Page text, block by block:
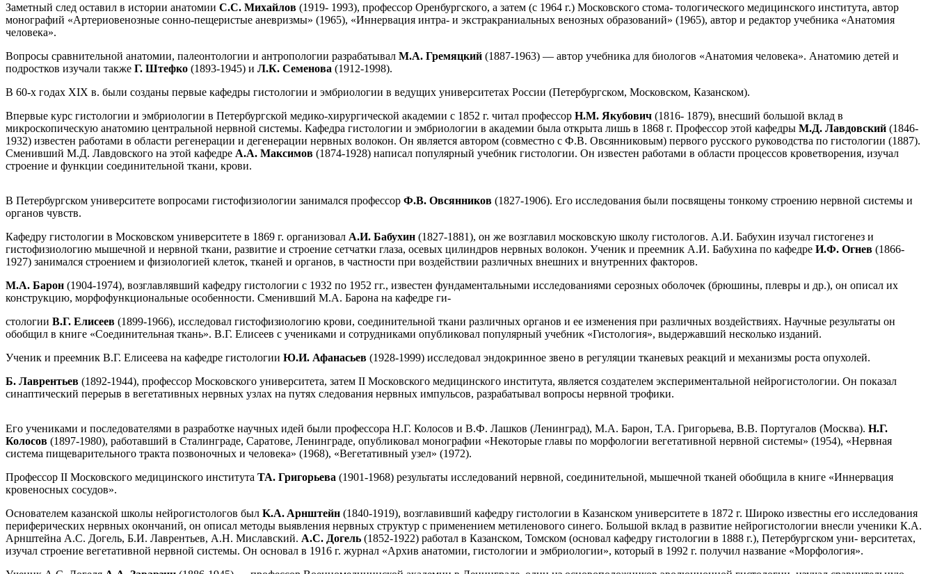
Заметный след оставил в истории анатомии С.С. Михайлов (1919- 1993), профессор Оренбургского, а затем (с 1964 г.) Московского стома- тологического медицинского института, автор
монографий «Артериовенозные сонно-пещеристые аневризмы» (1965), «Иннервация интра- и экстракраниальных венозных образований» (1965), автор и редактор учебника «Анатомия
человека».
Вопросы сравнительной анатомии, палеонтологии и антропологии разрабатывал М.А. Гремяцкий (1887-1963) — автор учебника для биологов «Анатомия человека». Анатомию детей и
подростков изучали также Г. Штефко (1893-1945) и Л.К. Семенова (1912-1998).
В 60-х годах XIX в. были созданы первые кафедры гистологии и эмбриологии в ведущих университетах России (Петербургском, Московском, Казанском).
Впервые курс гистологии и эмбриологии в Петербургской медико-хирургической академии с 1852 г. читал профессор Н.М. Якубович (1816- 1879), внесший большой вклад в
микроскопическую анатомию центральной нервной системы. Кафедра гистологии и эмбриологии в академии была открыта лишь в 1868 г. Профессор этой кафедры М.Д. Лавдовский (1846-
1932) известен работами в области регенерации и дегенерации нервных волокон. Он является автором (совместно с Ф.В. Овсянниковым) первого русского руководства по гистологии (1887).
Сменивший М.Д. Лавдовского на этой кафедре А.А. Максимов (1874-1928) написал популярный учебник гистологии. Он известен работами в области процессов кроветворения, изучал
строение и функции соединительной ткани, крови.
В Петербургском университете вопросами гистофизиологии занимался профессор Ф.В. Овсянников (1827-1906). Его исследования были посвящены тонкому строению нервной системы и
органов чувств.
Кафедру гистологии в Московском университете в 1869 г. организовал А.И. Бабухин (1827-1881), он же возглавил московскую школу гистологов. А.И. Бабухин изучал гистогенез и
гистофизиологию мышечной и нервной ткани, развитие и строение сетчатки глаза, осевых цилиндров нервных волокон. Ученик и преемник А.И. Бабухина по кафедре И.Ф. Огнев (1866-
1927) занимался строением и физиологией клеток, тканей и органов, в частности при воздействии различных внешних и внутренних факторов.
М.А. Барон (1904-1974), возглавлявший кафедру гистологии с 1932 по 1952 гг., известен фундаментальными исследованиями серозных оболочек (брюшины, плевры и др.), он описал их
конструкцию, морфофункциональные особенности. Сменивший М.А. Барона на кафедре ги-
стологии В.Г. Елисеев (1899-1966), исследовал гистофизиологию крови, соединительной ткани различных органов и ее изменения при различных воздействиях. Научные результаты он
обобщил в книге «Соединительная ткань». В.Г. Елисеев с учениками и сотрудниками опубликовал популярный учебник «Гистология», выдержавший несколько изданий.
Ученик и преемник В.Г. Елисеева на кафедре гистологии Ю.И. Афанасьев (1928-1999) исследовал эндокринное звено в регуляции тканевых реакций и механизмы роста опухолей.
Б. Лаврентьев (1892-1944), профессор Московского университета, затем II Московского медицинского института, является создателем экспериментальной нейрогистологии. Он показал
синаптический перерыв в вегетативных нервных узлах на путях следования нервных импульсов, разрабатывал вопросы нервной трофики.
Его учениками и последователями в разработке научных идей были профессора Н.Г. Колосов и В.Ф. Лашков (Ленинград), М.А. Барон, Т.А. Григорьева, В.В. Португалов (Москва). Н.Г.
Колосов (1897-1980), работавший в Сталинграде, Саратове, Ленинграде, опубликовал монографии «Некоторые главы по морфологии вегетативной нервной системы» (1954), «Нервная
система пищеварительного тракта позвоночных и человека» (1968), «Вегетативный узел» (1972).
Профессор II Московского медицинского института TA. Григорьева (1901-1968) результаты исследований нервной, соединительной, мышечной тканей обобщила в книге «Иннервация
кровеносных сосудов».
Основателем казанской школы нейрогистологов был K.A. Aрнштейн (1840-1919), возглавивший кафедру гистологии в Казанском университете в 1872 г. Широко известны его исследования
периферических нервных окончаний, он описал методы выявления нервных структур с применением метиленового синего. Большой вклад в развитие нейрогистологии внесли ученики К.А.
Арнштейна А.С. Догель, Б.И. Лаврентьев, А.Н. Миславский. А.С. Догель (1852-1922) работал в Казанском, Томском (основал кафедру гистологии в 1888 г.), Петербургском уни- верситетах,
изучал строение вегетативной нервной системы. Он основал в 1916 г. журнал «Архив анатомии, гистологии и эмбриологии», который в 1992 г. получил название «Морфология».